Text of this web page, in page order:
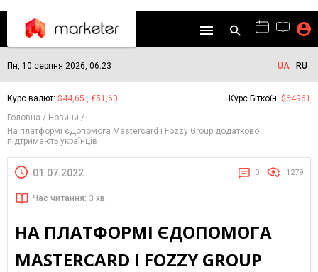
Пн, 10 серпня 2026, 06:23 UA RU
Курс валют: $44,65 , €51,60 Курс Біткоїн: $64961
Головна
Новини
На платформі єДопомога Mastercard і Fozzy Group додатково
підтримають українців
01.07.2022 0 1279
Час читання: 3 хв.
НА ПЛАТФОРМІ ЄДОПОМОГА
MASTERCARD І FOZZY GROUP